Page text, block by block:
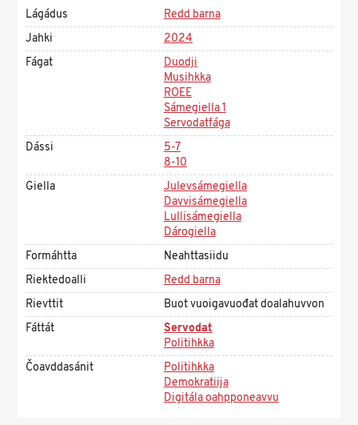
Lágádus
Redd barna
Jahki
2024
Fágat
Duodji
Musihkka
ROEE
Sámegiella 1
Servodatfága
Dássi
5-7
8-10
Giella
Julevsámegiella
Davvisámegiella
Lullisámegiella
Dárogiella
Formáhtta
Neahttasiidu
Riektedoalli
Redd barna
Rievttit
Buot vuoigavuođat doalahuvvon
Fáttát
Servodat
Politihkka
Čoavddasánit
Politihkka
Demokratiija
Digitála oahpponeavvu